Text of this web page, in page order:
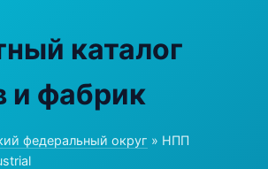
каталог
и фабрик
федеральный округ » НПП